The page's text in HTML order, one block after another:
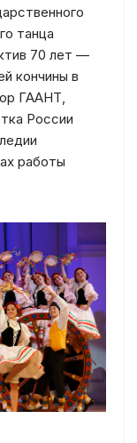
танца
70 лет —
кончины в
ГААНТ,
России
работы